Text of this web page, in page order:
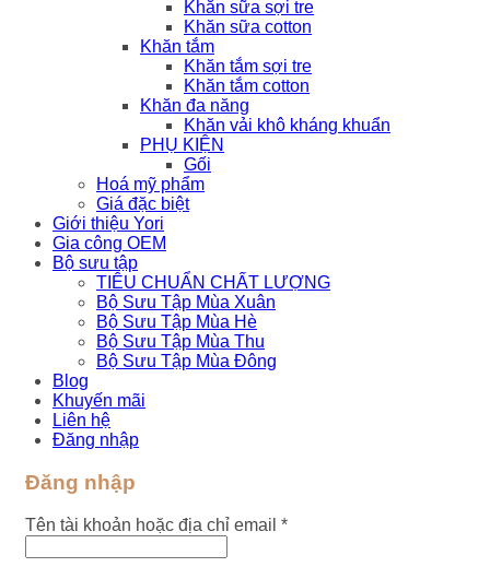
Khăn sữa sợi tre
Khăn sữa cotton
Khăn tắm
Khăn tắm sợi tre
Khăn tắm cotton
Khăn đa năng
Khăn vải khô kháng khuẩn
PHỤ KIỆN
Gối
Hoá mỹ phẩm
Giá đặc biệt
Giới thiệu Yori
Gia công OEM
Bộ sưu tập
TIÊU CHUẨN CHẤT LƯỢNG
Bộ Sưu Tập Mùa Xuân
Bộ Sưu Tập Mùa Hè
Bộ Sưu Tập Mùa Thu
Bộ Sưu Tập Mùa Đông
Blog
Khuyến mãi
Liên hệ
Đăng nhập
Đăng nhập
Tên tài khoản hoặc địa chỉ email *